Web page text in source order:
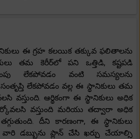
ఈ గ్రహ కలయిక తక్కువ ఫలితాలను
తమ కెరీర్‌లో పని ఒత్తిడి, కష్టపడి
లేకపోవడం వంటి సమస్యలను
లేకపోవడం వల్ల ఈ స్థానికులు తమ
వస్తుంది. ఆర్థికంగా ఈ స్థానికులు అధిక
వస్తుంది మరియు తద్వారా అధిక
దీని కారణంగా, ఈ స్థానికులు
వారి డబ్బును ప్లాన్ చేసి ఖర్చు చేయాల్సి